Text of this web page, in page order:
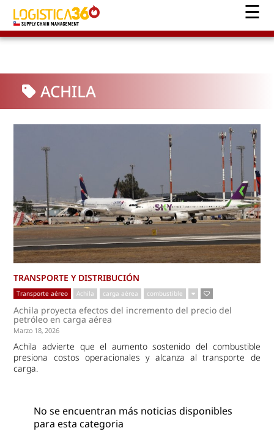
ACHILA
TRANSPORTE Y DISTRIBUCIÓN
Transporte aéreo Achila carga aérea combustible
Achila proyecta efectos del incremento del precio del
petróleo en carga aérea
Marzo 18, 2026
Achila advierte que el aumento sostenido del combustible
presiona costos operacionales y alcanza al transporte de
carga.
No se encuentran más noticias disponibles
para esta categoria